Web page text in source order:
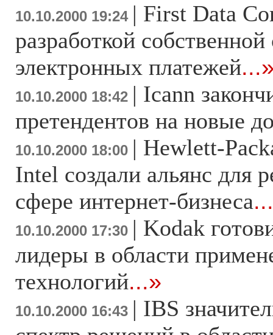
10.10.2000 19:24 | First Data
разработкой
электронных платежей
10.10.2000 18:42 | Icann
претендентов на новые
10.10.2000 18:00 | Hewlett-
Intel создали альянс для
сфере интернет-бизнеса
10.10.2000 17:30 | Kodak
лидеры в области
технологий...»
10.10.2000 16:43 | IBS